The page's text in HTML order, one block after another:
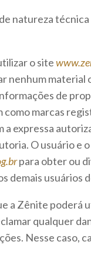
natureza técnica
o site
nenhum material
de
marcas
expressa
O usuário e
para obter ou
demais usuários
a Zênite poderá
qualquer
Nesse caso,